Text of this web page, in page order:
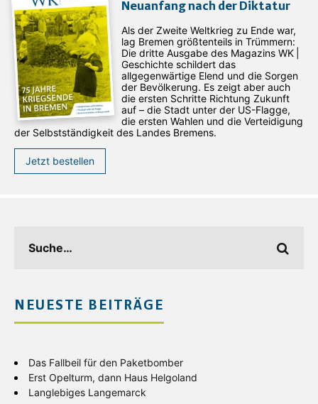
Neuanfang nach der Diktatur
Als der Zweite Weltkrieg zu Ende war,
lag Bremen größtenteils in Trümmern:
Die dritte Ausgabe des ­Magazins WK |
Geschichte schildert das
allgegenwärtige Elend und die Sorgen
der Bevölkerung. Es zeigt aber auch
die ersten Schritte Richtung Zukunft
auf – die Stadt unter der US-Flagge,
die ersten Wahlen und die Verteidigung
der Selbstständigkeit des Landes Bremens.
Jetzt bestellen
NEUESTE BEITRÄGE
Das Fallbeil für den Paketbomber
Erst Opelturm, dann Haus Helgoland
Langlebiges Langemarck